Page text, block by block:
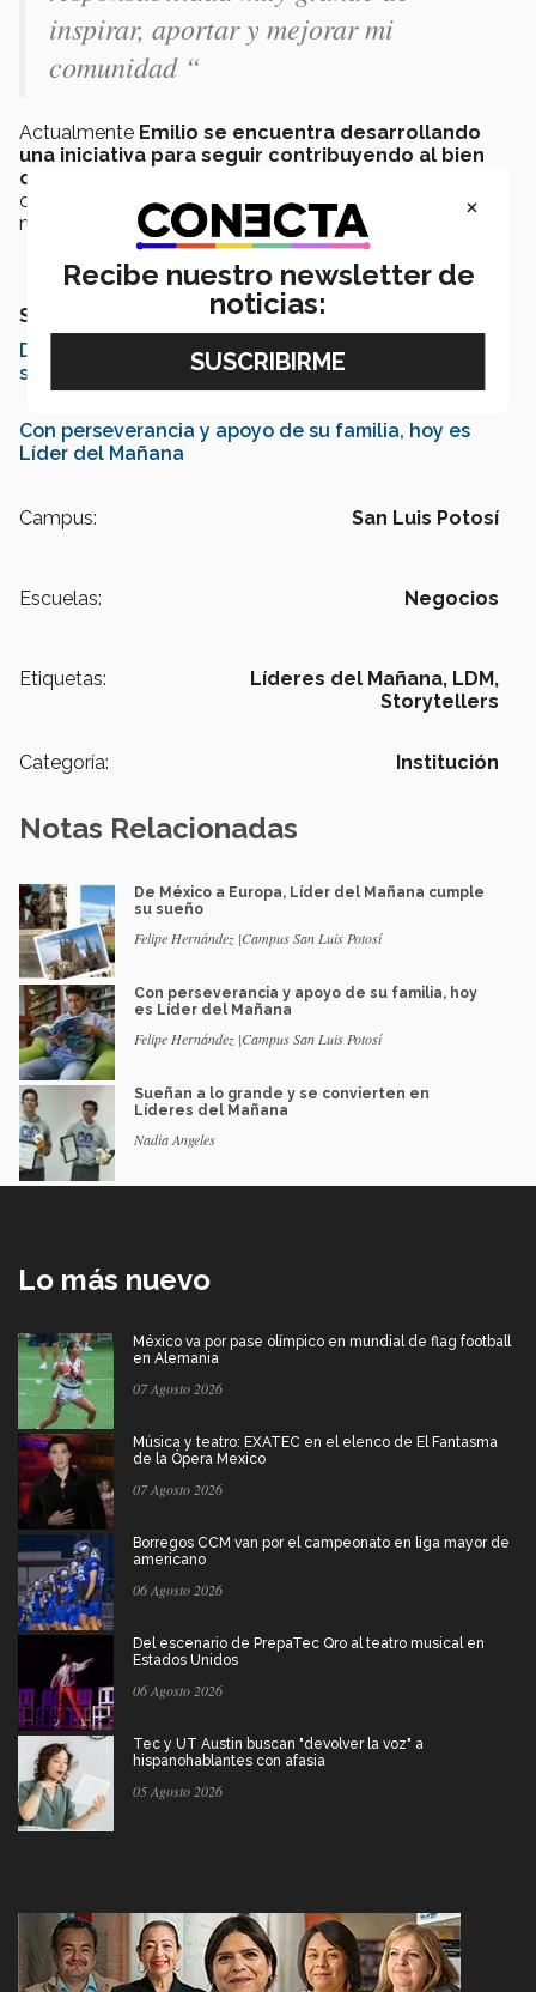
inspirar, aportar y mejorar mi
comunidad “
Actualmente Emilio se encuentra desarrollando
una iniciativa para seguir contribuyendo al bien
común,
chicos de preparatoria y enseñarles cómo manejar de
mejor manera sus finanzas personales.
SEGURO QUERRÁS LEER TAMBIÉN:
De México a Europa, Líder del Mañana cumple su
sueño
Con perseverancia y apoyo de su familia, hoy es
Líder del Mañana
Campus: San Luis Potosí
Escuelas: Negocios
Etiquetas: Líderes del Mañana, LDM,
Storytellers
Categoría: Institución
Notas Relacionadas
De México a Europa, Líder del Mañana cumple
su sueño
Felipe Hernández |Campus San Luis Potosí
Con perseverancia y apoyo de su familia, hoy
es Líder del Mañana
Felipe Hernández |Campus San Luis Potosí
Sueñan a lo grande y se convierten en
Líderes del Mañana
Nadia Angeles
Lo más nuevo
México va por pase olímpico en mundial de flag football
en Alemania
07 Agosto 2026
Música y teatro: EXATEC en el elenco de El Fantasma
de la Ópera Mexico
07 Agosto 2026
Borregos CCM van por el campeonato en liga mayor de
americano
06 Agosto 2026
Del escenario de PrepaTec Qro al teatro musical en
Estados Unidos
06 Agosto 2026
Tec y UT Austin buscan "devolver la voz" a
hispanohablantes con afasia
05 Agosto 2026
×
Recibe nuestro newsletter de
noticias: